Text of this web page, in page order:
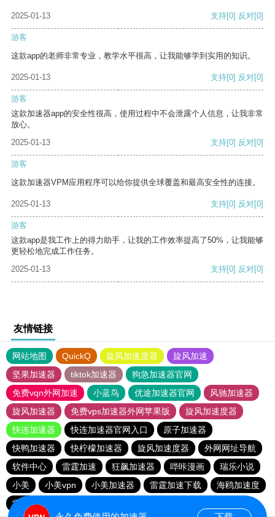
2025-01-13 支持[0] 反对[0]
游客
这款app的老师非常专业，教学水平很高，让我能够学到实用的知识。
2025-01-13 支持[0] 反对[0]
游客
这款加速器app的安全性很高，使用过程中不会泄露个人信息，让我非常
放心。
2025-01-13
支持[0] 反对[0]
游客
这款加速器VPM应用程序可以给你提供全球覆盖和最高安全性的连接。
2025-01-13 支持[0] 反对[0]
游客
这款app是我工作上的得力助手，让我的工作效率提高了50%，让我能够
更轻松地完成工作任务。
2025-01-13
支持[0] 反对[0]
友情链接
网站地图 QuickQ 旋风加速度器
旋风加速
坚果加速器
tiktok加速器
狗急加速器官网
免费vqn外网加速
小蓝鸟 优途加速器官网
风驰加速器
旋风加速器
免费vps加速器外网苹果版
旋风加速度器
快连加速器
快连加速器官网入口
原子加速器
快鸭加速器
快柠檬加速器 旋风加速度器
外网网址导航
软件中心
雷霆加速 狂飙加速器 哔咔漫画
瑞乐小说
小美
小美vpn 小美加速器 雷霆加速下载
海鸥加速度
雷霆加速版ins